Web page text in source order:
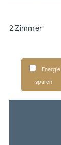
2 Zimmer
Energie
sparen